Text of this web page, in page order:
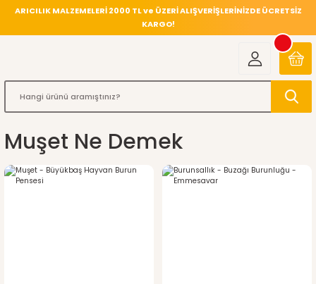
ARICILIK MALZEMELERİ 2000 TL ve ÜZERİ ALIŞVERİŞLERİNİZDE ÜCRETSİZ
KARGO!
Muşet Ne Demek